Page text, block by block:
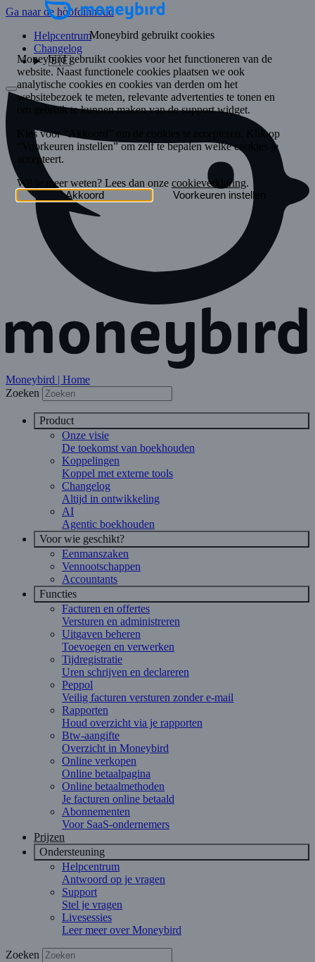
Ga naar de hoofdinhoud
Helpcentrum
Changelog
🇧🇪
Moneybird | Home
Zoeken
Product
Onze visie
De toekomst van boekhouden
Koppelingen
Koppel met externe tools
Changelog
Altijd in ontwikkeling
AI
Agentic boekhouden
Voor wie geschikt?
Eenmanszaken
Vennootschappen
Accountants
Functies
Facturen en offertes
Versturen en administreren
Uitgaven beheren
Toevoegen en verwerken
Tijdregistratie
Uren schrijven en declareren
Peppol
Veilig facturen versturen zonder e-mail
Rapporten
Houd overzicht via je rapporten
Btw-aangifte
Overzicht in Moneybird
Online verkopen
Online betaalpagina
Online betaalmethoden
Je facturen online betaald
Abonnementen
Voor SaaS-ondernemers
Prijzen
Ondersteuning
Helpcentrum
Antwoord op je vragen
Support
Stel je vragen
Livesessies
Leer meer over Moneybird
Zoeken